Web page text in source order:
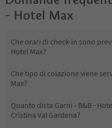
- Hotel Max
Che orari di check-in sono
Hotel Max?
Che tipo di colazione viene
Max?
Quanto dista Garni - B&B -
Cristina Val Gardena?